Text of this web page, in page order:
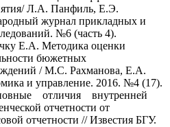
Л.А. Панфиль, Е.Э.
журнал прикладных и
№6 (часть 4).
Е.А. Методика оценки
бюжетных
/ М.С. Рахманова, Е.А.
и управление. 2016. №4 (17).
отличия внутренней
отчетности от
отчетности // Известия БГУ.